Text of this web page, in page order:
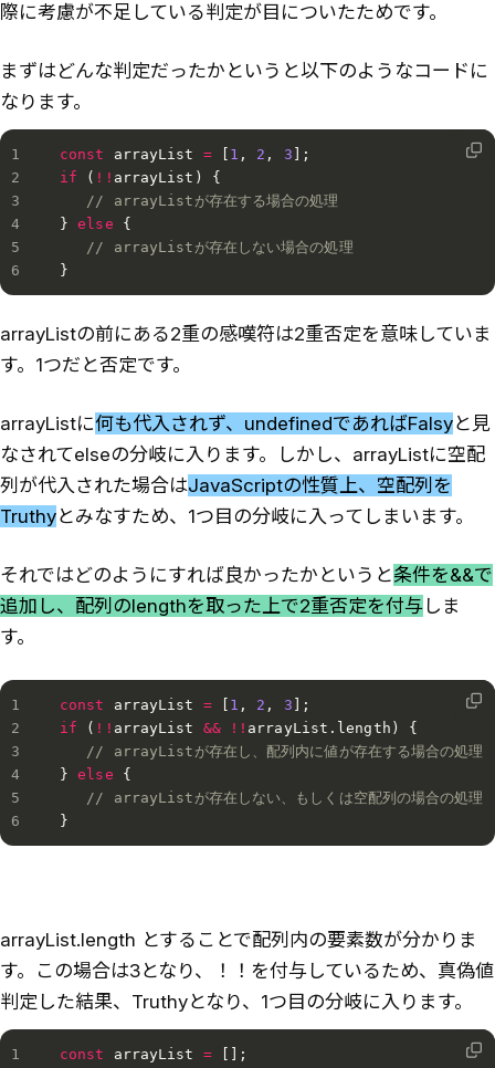
際に考慮が不足している判定が目についたためです。
まずはどんな判定だったかというと以下のようなコードに
なります。
const arrayList = 1 , 2 , 3
;
if
( ! ! arrayList )
{
// arrayListが存在する場合の処理
}
else
{
// arrayListが存在しない場合の処理
}
arrayListの前にある2重の感嘆符は2重否定を意味していま
す。1つだと否定です。
arrayListに何も代入されず、undefinedであればFalsyと見
なされてelseの分岐に入ります。しかし、arrayListに空配
列が代入された場合はJavaScriptの性質上、空配列を
Truthyとみなすため、1つ目の分岐に入ってしまいます。
それではどのようにすれば良かったかというと条件を&&で
追加し、配列のlengthを取った上で2重否定を付与 しま
す。
const arrayList = 1 , 2 , 3
;
if
( ! ! arrayList && ! ! arrayList . length )
{
// arrayListが存在し、配列内に値が存在する場合の処理
}
else
{
// arrayListが存在しない、もしくは空配列の場合の処理
}
arrayList.length とすることで配列内の要素数が分かりま
す。この場合は3となり、！！を付与しているため、真偽値
判定した結果、Truthyとなり、1つ目の分岐に入ります。
const arrayList =
;